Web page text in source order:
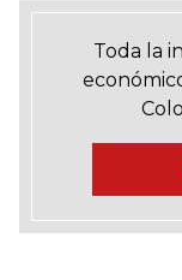
Toda la